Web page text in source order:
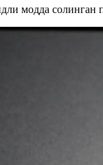
модда солинган